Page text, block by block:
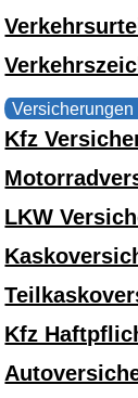
Versicherungen
Kfz
LKW
Kfz